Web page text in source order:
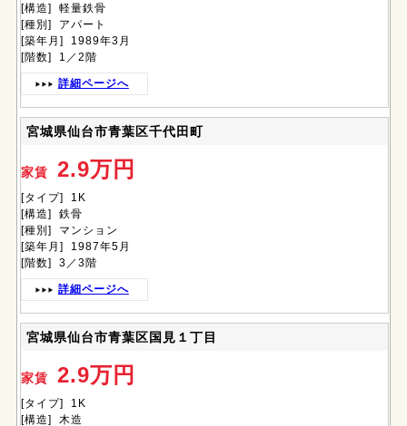
[構造] 軽量鉄骨
[種別] アパート
[築年月] 1989年3月
[階数] 1／2階
詳細ページへ
宮城県仙台市青葉区千代田町
家賃 2.9万円
[タイプ] 1K
[構造] 鉄骨
[種別] マンション
[築年月] 1987年5月
[階数] 3／3階
詳細ページへ
宮城県仙台市青葉区国見１丁目
家賃 2.9万円
[タイプ] 1K
[構造] 木造